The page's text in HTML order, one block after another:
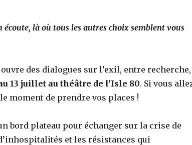
écoute, là où tous les autres choix semblent vous
des dialogues sur l’exil, entre recherche,
13 juillet au théâtre de l’Isle 80. Si vous
moment de prendre vos places !
bord plateau pour échanger sur la crise de
et les résistances qui